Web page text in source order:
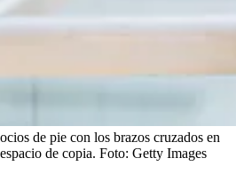
de pie con los brazos cruzados en
de copia. Foto: Getty Images